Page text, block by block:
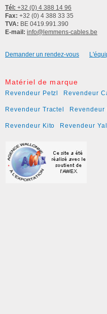
Tél: +32 (0) 4 388 14 96
Fax: +32 (0) 4 388 33 35
TVA: BE 0419.991.390
E-mail: info@lemmens-cables.be
Demander un rendez-vous
Matériel de marque
Revendeur Petzl Revendeur
Revendeur Tractel Revendeur
Revendeur Kito Revendeur